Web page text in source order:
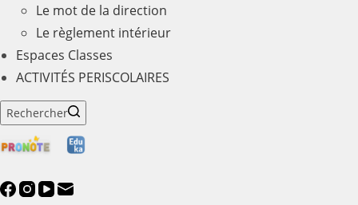
Le mot de la direction
Le règlement intérieur
Espaces Classes
ACTIVITÉS PERISCOLAIRES
Rechercher